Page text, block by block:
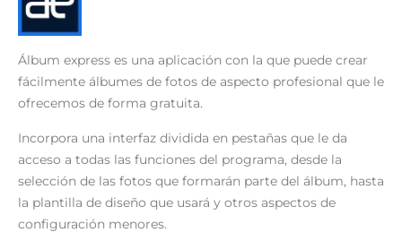
Álbum express es una aplicación con la que puede crear
fácilmente álbumes de fotos de aspecto profesional que le
ofrecemos de forma gratuita.
Incorpora una interfaz dividida en pestañas que le da
acceso a todas las funciones del programa, desde la
selección de las fotos que formarán parte del álbum, hasta
la plantilla de diseño que usará y otros aspectos de
configuración menores.